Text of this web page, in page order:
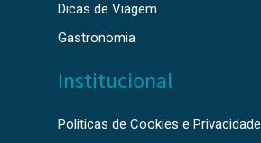
Dicas de Viagem
Gastronomia
Institucional
Politicas de Cookies e Privacidade